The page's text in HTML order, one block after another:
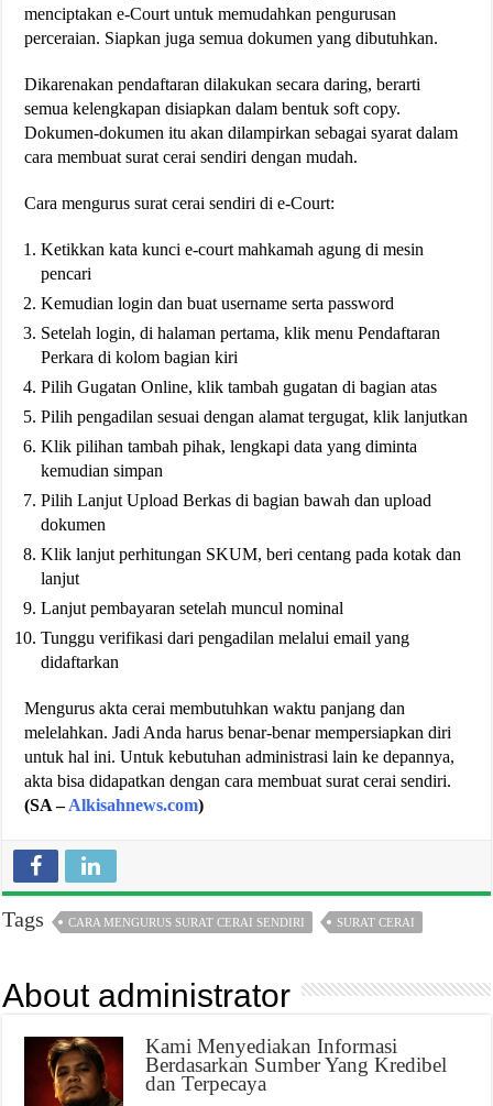
menciptakan e-Court untuk memudahkan pengurusan
perceraian. Siapkan juga semua dokumen yang dibutuhkan.
Dikarenakan pendaftaran dilakukan secara daring, berarti
semua kelengkapan disiapkan dalam bentuk soft copy.
Dokumen-dokumen itu akan dilampirkan sebagai syarat dalam
cara membuat surat cerai sendiri dengan mudah.
Cara mengurus surat cerai sendiri di e-Court:
Ketikkan kata kunci e-court mahkamah agung di mesin
pencari
Kemudian login dan buat username serta password
Setelah login, di halaman pertama, klik menu Pendaftaran
Perkara di kolom bagian kiri
Pilih Gugatan Online, klik tambah gugatan di bagian atas
Pilih pengadilan sesuai dengan alamat tergugat, klik lanjutkan
Klik pilihan tambah pihak, lengkapi data yang diminta
kemudian simpan
Pilih Lanjut Upload Berkas di bagian bawah dan upload
dokumen
Klik lanjut perhitungan SKUM, beri centang pada kotak dan
lanjut
Lanjut pembayaran setelah muncul nominal
Tunggu verifikasi dari pengadilan melalui email yang
didaftarkan
Mengurus akta cerai membutuhkan waktu panjang dan
melelahkan. Jadi Anda harus benar-benar mempersiapkan diri
untuk hal ini. Untuk kebutuhan administrasi lain ke depannya,
akta bisa didapatkan dengan cara membuat surat cerai sendiri.
(SA –Alkisahnews.com)
Tags CARA MENGURUS SURAT CERAI SENDIRI SURAT CERAI
About administrator
Kami Menyediakan Informasi
Berdasarkan Sumber Yang Kredibel
dan Terpecaya